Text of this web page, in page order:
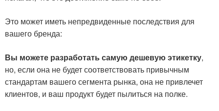
Это может иметь непредвиденные последствия для
вашего бренда:
Вы можете разработать самую дешевую этикетку,
но, если она не будет соответствовать привычным
стандартам вашего сегмента рынка, она не привлечет
клиентов, и ваш продукт будет пылиться на полке.